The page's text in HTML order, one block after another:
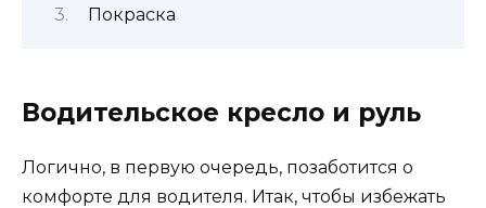
Покраска
Водительское кресло и руль
Логично, в первую очередь, позаботится о
комфорте для водителя. Итак, чтобы избежать